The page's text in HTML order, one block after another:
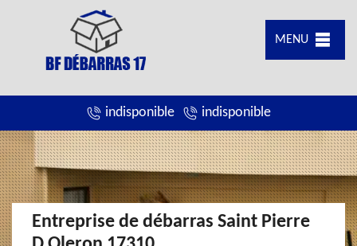
MENU
indisponible indisponible
Entreprise de débarras Saint Pierre